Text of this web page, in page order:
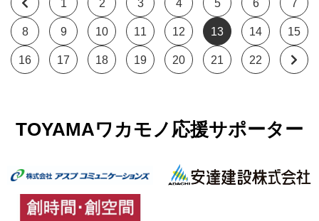
稿
ナ
ビ
ー
ョ
新
し
ペ
ー
ジ
1 ペ
ー
ジ
2 ペ
ー
ジ
3 ペ
ー
ジ
4 ペ
ー
ジ
5 ペ
ー
ジ
6 ペ
ー
ジ
7
ペ
ー
8 ペ
ー
9 ペ
ー
10 ペ
ー
11 ペ
ー
12 ペ
ー
13 ペ
ー
14 ペ
ー
15
ペ
16 ペ
17 ペ
18 ペ
19 ペ
ジ
20 ペ
21 ペ
22 >
投
TOYAMAワカモノ応援サポーター